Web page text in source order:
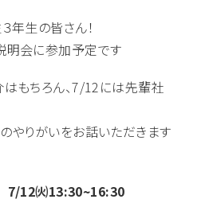
年生の皆さん！
会に参加予定です
もちろん、7/12には先輩社
やりがいをお話いただきます
12㈫13:30~16:30